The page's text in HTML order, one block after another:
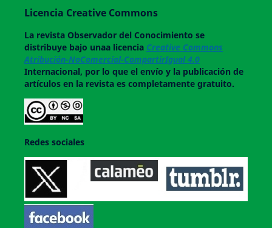
Licencia Creative Commons
La revistaObservador del Conocimiento se
distribuye bajo unaa licencia Creative Commons
Atribución-NoComercial-CompartirIgual 4.0
Internacional, por lo que el envío y la publicación de
artículos en la revista es completamente gratuito.
Redes sociales